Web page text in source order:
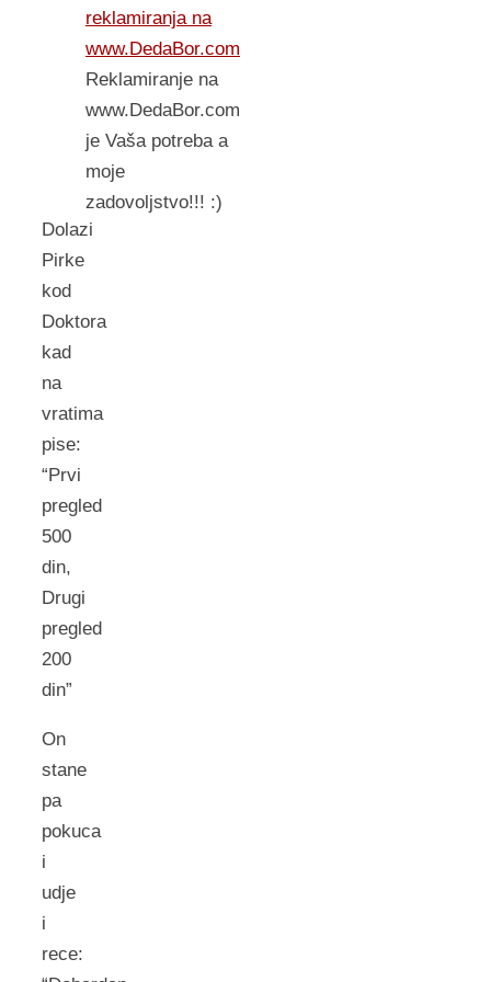
Dolazi
Pirke
kod
Doktora
kad
na
vratima
pise:
“Prvi
pregled
500
din,
Drugi
pregled
200
din”
On
stane
pa
pokuca
i
udje
i
rece:
reklamiranja na
www.DedaBor.com
Reklamiranje na
www.DedaBor.com
je Vaša potreba a
moje
zadovoljstvo!!! :)